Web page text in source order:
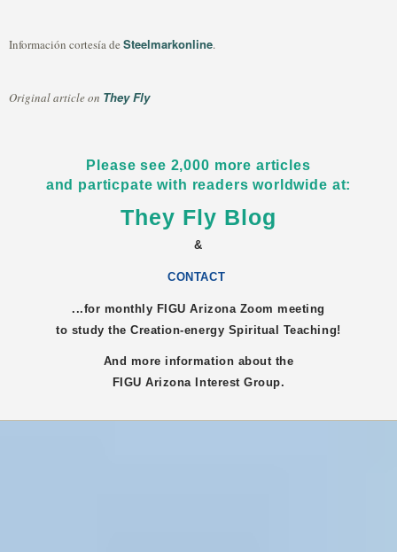
Información cortesía de Steelmarkonline.
Original article on They Fly
Please see 2,000 more articles
and particpate with readers worldwide at:
They Fly Blog
&
CONTACT
...for monthly FIGUArizona Zoom meeting
to study the Creation-energy Spiritual Teaching!
And more information about the
FIGUArizonaInterest Group.